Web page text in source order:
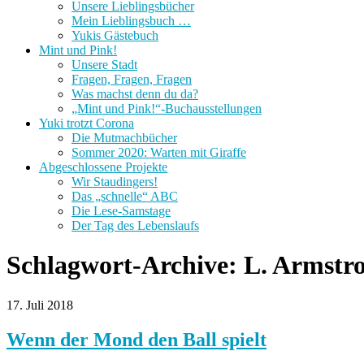
Unsere Lieblingsbücher
Mein Lieblingsbuch …
Yukis Gästebuch
Mint und Pink!
Unsere Stadt
Fragen, Fragen, Fragen
Was machst denn du da?
„Mint und Pink!“-Buchausstellungen
Yuki trotzt Corona
Die Mutmachbücher
Sommer 2020: Warten mit Giraffe
Abgeschlossene Projekte
Wir Staudingers!
Das „schnelle“ ABC
Die Lese-Samstage
Der Tag des Lebenslaufs
Schlagwort-Archive: L.
17. Juli 2018
Wenn der Mond den Ball spielt